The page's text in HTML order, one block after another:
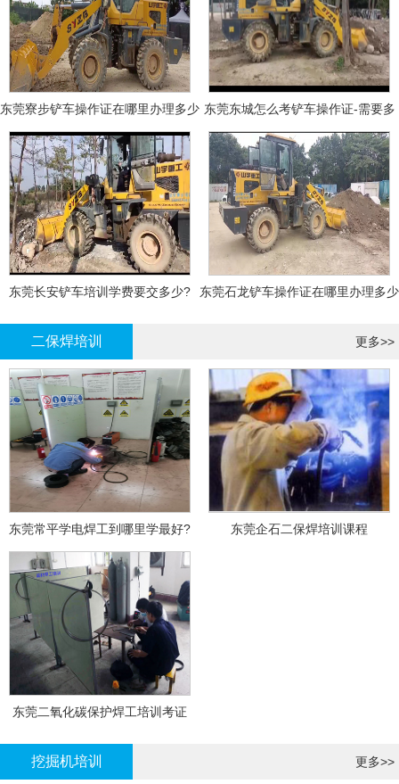
东莞寮步铲车操作证在哪里办理多少
钱
东莞东城怎么考铲车操作证-需要多
少钱?
东莞长安铲车培训学费要交多少?
东莞石龙铲车操作证在哪里办理多少
二保焊培训 更多>>
东莞常平学电焊工到哪里学最好? 东莞企石二保焊培训课程
东莞二氧化碳保护焊工培训考证
挖掘机培训 更多>>